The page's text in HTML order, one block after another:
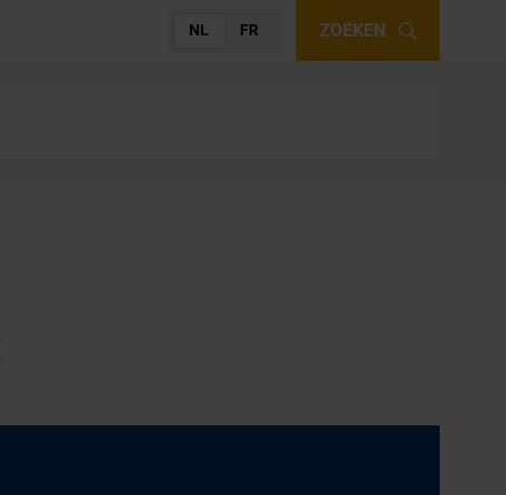
NL FR ZOEKEN